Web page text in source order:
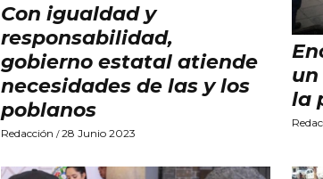
Con igualdad y
responsabilidad,
gobierno estatal atiende
necesidades de las y los
poblanos
Redacción /28 Junio 2023
un
la